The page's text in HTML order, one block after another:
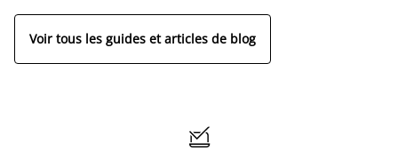
Voir tous les guides et articles de blog
